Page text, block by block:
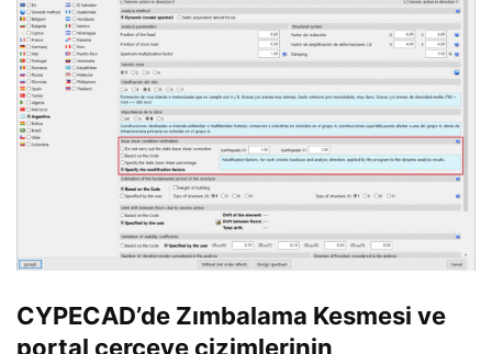
CYPECAD’de Zımbalama Kesmesi ve
portal çerçeve çizimlerinin